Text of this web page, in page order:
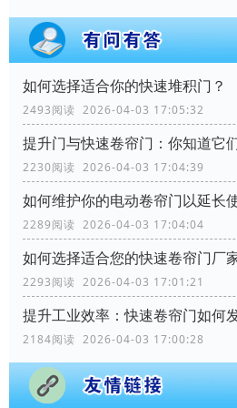
如何选择适合你的快速堆积门？
2493阅读 2026-04-03 17:05:32
提升门与快速卷帘门：你知道它
2230阅读 2026-04-03 17:04:39
如何维护你的电动卷帘门以延长
2289阅读 2026-04-03 17:04:04
如何选择适合您的快速卷帘门厂
2293阅读 2026-04-03 17:01:21
提升工业效率：快速卷帘门如何
2184阅读 2026-04-03 17:00:28